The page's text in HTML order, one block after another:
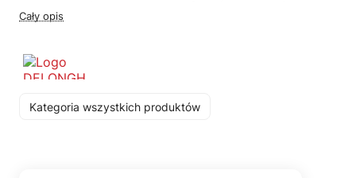
Cały opis
Kategoria wszystkich produktów